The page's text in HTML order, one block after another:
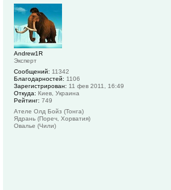
Andrew1R
Эксперт
Сообщений: 11342
Благодарностей: 1106
Зарегистрирован: 11 фев 2011, 16:49
Откуда: Киев, Украина
Рейтинг: 749
Ателе Олд Бойз (Тонга)
Ядрань (Пореч, Хорватия)
Овалье (Чили)